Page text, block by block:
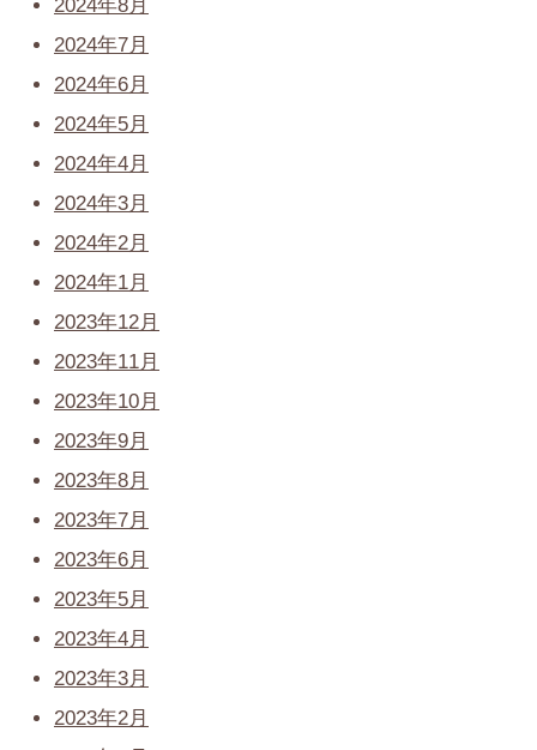
2024年8月
2024年7月
2024年6月
2024年5月
2024年4月
2024年3月
2024年2月
2024年1月
2023年12月
2023年11月
2023年10月
2023年9月
2023年8月
2023年7月
2023年6月
2023年5月
2023年4月
2023年3月
2023年2月